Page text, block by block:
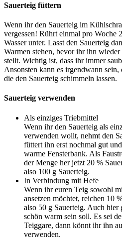
Sauerteig füttern
Wenn ihr den Sauerteig im
vergessen! Rührt einmal pro Woche
Wasser unter. Lasst den Sauerteig
Warmen stehen, bevor ihr ihn
stellt. Wichtig ist, dass ihr immer
Ansonsten kann es irgendwann
die den Sauerteig schimmeln lassen.
Sauerteig verwenden
Als einziges Triebmittel
Wenn ihr den Sauerteig als
verwenden wollt, nehmt den
füttert ihn erst nochmal gut
warme Fensterbank. Als
der Menge her jetzt 20 %
also 100 g Sauerteig.
In Verbindung mit Hefe
Wenn ihr euren Teig sowohl
ansetzen möchtet, reichen 10
also 50 g Sauerteig. Auch hier
schön warm sein soll. Es sei
Teiggare, dann könnt ihr ihn
verwenden.